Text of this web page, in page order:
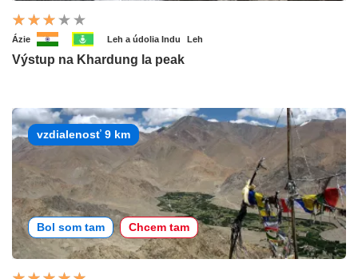
Ázie Leh a údolia Indu Leh
Výstup na Khardung la peak
vzdialenosť 9 km
Bol som tam Chcem tam